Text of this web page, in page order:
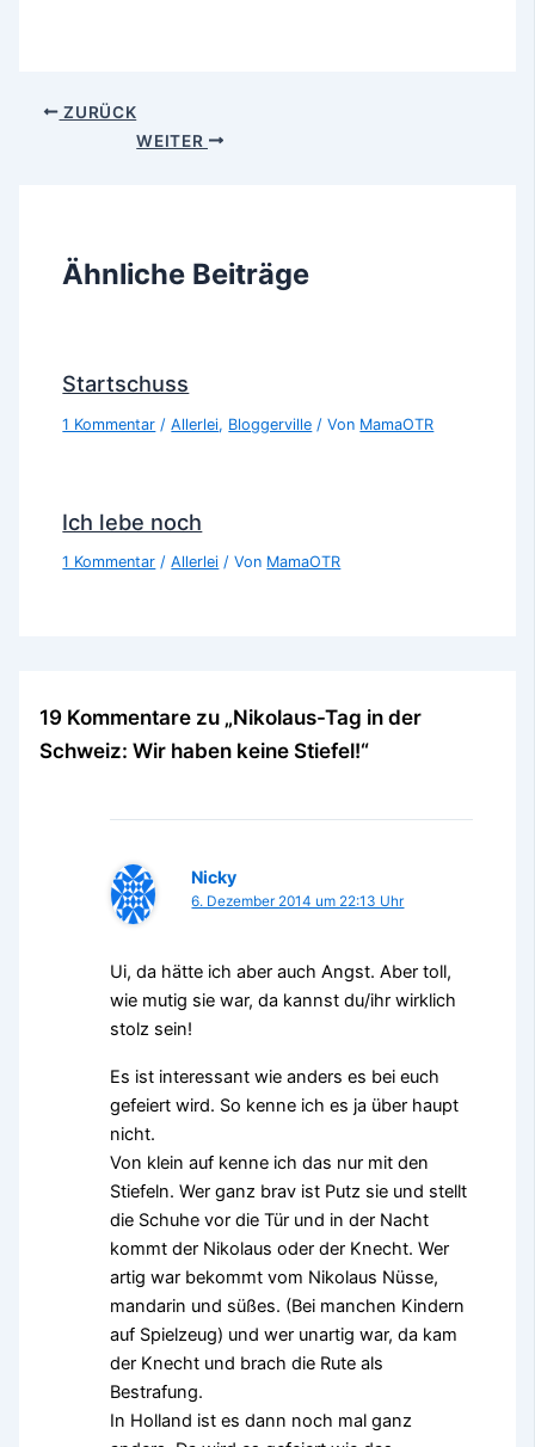
ZURÜCK
WEITER
Ähnliche Beiträge
Startschuss
1 Kommentar /Allerlei, Bloggerville / Von MamaOTR
Ich lebe noch
1 Kommentar /Allerlei / Von MamaOTR
19 Kommentare zu „Nikolaus-Tag in der
Schweiz: Wir haben keine Stiefel!“
Nicky
6. Dezember 2014 um 22:13 Uhr
Ui, da hätte ich aber auch Angst. Aber toll,
wie mutig sie war, da kannst du/ihr wirklich
stolz sein!
Es ist interessant wie anders es bei euch
gefeiert wird. So kenne ich es ja über haupt
nicht.
Von klein auf kenne ich das nur mit den
Stiefeln. Wer ganz brav ist Putz sie und stellt
die Schuhe vor die Tür und in der Nacht
kommt der Nikolaus oder der Knecht. Wer
artig war bekommt vom Nikolaus Nüsse,
mandarin und süßes. (Bei manchen Kindern
auf Spielzeug) und wer unartig war, da kam
der Knecht und brach die Rute als
Bestrafung.
In Holland ist es dann noch mal ganz